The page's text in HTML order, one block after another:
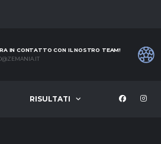
IN CONTATTO CON IL NOSTRO TEAM!
RISULTATI